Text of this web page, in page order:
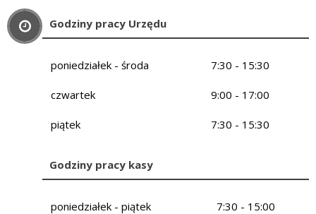
Godziny pracy Urzędu
poniedziałek - środa 7:30 - 15:30
czwartek 9:00 - 17:00
piątek 7:30 - 15:30
Godziny pracy kasy
poniedziałek - piątek 7:30 - 15:00